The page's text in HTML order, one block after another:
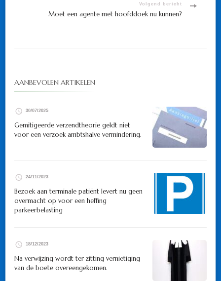
Volgend bericht
Moet een agente met hoofddoek nu kunnen?
AANBEVOLEN ARTIKELEN
30/07/2025
Gemitigeerde verzendtheorie geldt niet
voor een verzoek ambtshalve vermindering.
24/11/2023
Bezoek aan terminale patiënt levert nu geen
overmacht op voor een heffing
parkeerbelasting
18/12/2023
Na verwijzing wordt ter zitting vernietiging
van de boete overeengekomen.